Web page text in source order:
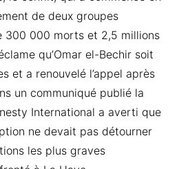
de deux groupes
300 000 morts et 2,5 millions
qu’Omar el-Bechir soit
et a renouvelé l’appel après
un communiqué publié la
International a averti que
ne devait pas détourner
les plus graves